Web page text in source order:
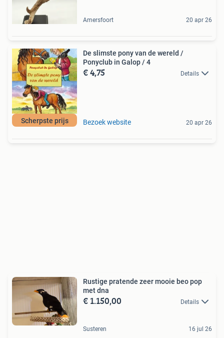
Amersfoort 20 apr 26
Scherpste prijs
De slimste pony van de wereld /
Ponyclub in Galop / 4
€ 4,75 Details
Bezoek website 20 apr 26
Rustige pratende zeer mooie beo pop
met dna
€ 1.150,00 Details
Susteren 16 jul 26